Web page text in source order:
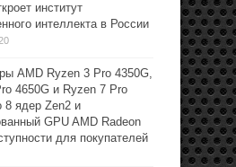
институт
интеллекта в России
AMD Ryzen 3 Pro 4350G,
4650G и Ryzen 7 Pro
8 ядер Zen2 и
GPU AMD Radeon
для покупателей